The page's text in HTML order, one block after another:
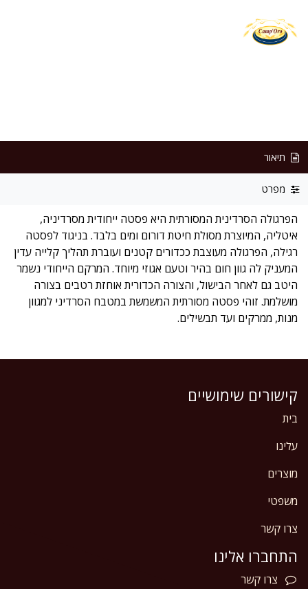
תיאור
מפרט
הפרגולה הסרדינית המסורתית היא פסטה ייחודית מסרדיניה,
איטליה, המיוצרת מסולת חיטת דורום ומים בלבד. בניגוד לפסטה
רגילה, הפרגולה מעוצבת ככדורים קטנים ועוברת תהליך קלייה עדין
המעניק לה גוון חום בהיר וטעם אגוזי מיוחד. המרקם הייחודי נשמר
היטב גם לאחר הבישול, והצורה הכדורית אוחזת רטבים בצורה
מושלמת. זוהי פסטה מסורתית המשמשת במטבח הסרדיני למגוון
מנות, ממרקים ועד תבשילים.
קישורים שימושיים
בית
עלינו
מוצרים
משפטי
צרו קשר
התחברו אלינו
צרו קשר